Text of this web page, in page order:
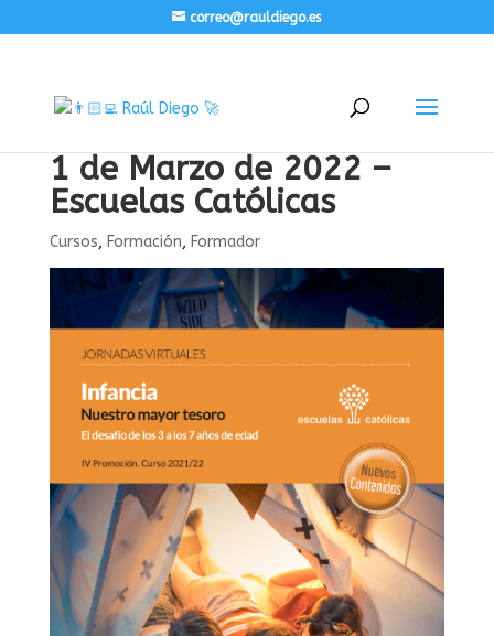
correo@rauldiego.es
1 de Marzo de 2022 –
Escuelas Católicas
Cursos, Formación, Formador